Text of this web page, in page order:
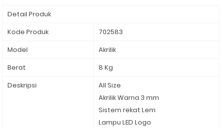
Detail Produk
Kode Produk
702583
Model
Akrilik
Berat
8 Kg
Deskripsi
All Size
Akrilik Warna 3 mm
Sistem rekat Lem
Lampu LED Logo